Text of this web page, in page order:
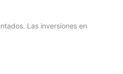
Las inversiones en